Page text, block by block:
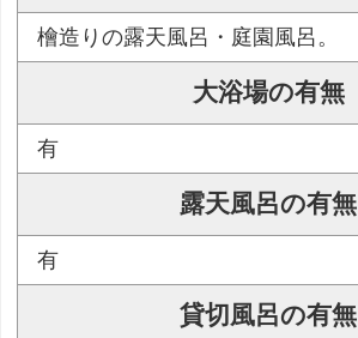
檜造りの露天風呂・庭園風呂。
大浴場の有無
有
露天風呂の有無
有
貸切風呂の有無